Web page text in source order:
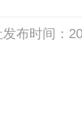
发布时间：